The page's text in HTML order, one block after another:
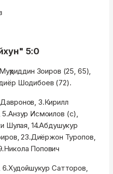
5:0
Зоиров (25, 65),
Шодибоев (72).
Давронов, 3.Кирилл
Исмоилов (с),
Шулая, 14.Абдушукур
23.Диёржон Туропов,
Попович
6.Худойшукур Сатторов,